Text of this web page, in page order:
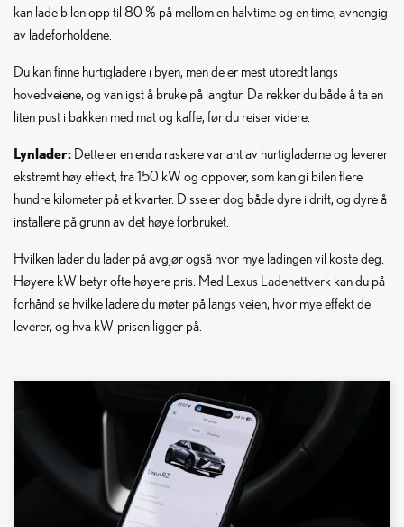
kan lade bilen opp til 80 % på mellom en halvtime og en time, avhengig
av ladeforholdene.
Du kan finne hurtigladere i byen, men de er mest utbredt langs
hovedveiene, og vanligst å bruke på langtur. Da rekker du både å ta en
liten pust i bakken med mat og kaffe, før du reiser videre.
Lynlader:Dette er en enda raskere variant av hurtigladerne og leverer
ekstremt høy effekt, fra 150 kW og oppover, som kan gi bilen flere
hundre kilometer på et kvarter. Disse er dog både dyre i drift, og dyre å
installere på grunn av det høye forbruket.
Hvilken lader du lader på avgjør også hvor mye ladingen vil koste deg.
Høyere kW betyr ofte høyere pris. Med Lexus Ladenettverkkan du på
forhånd se hvilke ladere du møter på langs veien, hvor mye effekt de
leverer, og hva kW-prisen ligger på.